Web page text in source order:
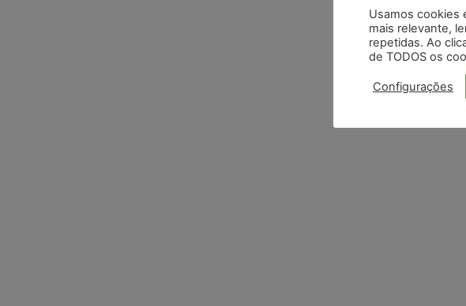
Usamos cookies
mais relevante,
repetidas. Ao
de TODOS os
Configurações